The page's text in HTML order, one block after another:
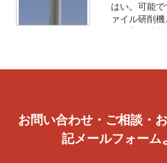
はい。可能
ァイル研削
３種類を使
お問い合わせ・ご相談・
記メールフォーム